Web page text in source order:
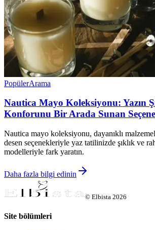
PopülerArama
Nautica Mayo Koleksiyonu: Yazın
Konforunu Bir Arada Sunan
Nautica mayo koleksiyonu, dayanıklı
desen seçenekleriyle yaz tatilinizde şıklık ve
modelleriyle fark yaratın.
Daha fazla bilgi edinin
© Elbista 2026
Site bölümleri